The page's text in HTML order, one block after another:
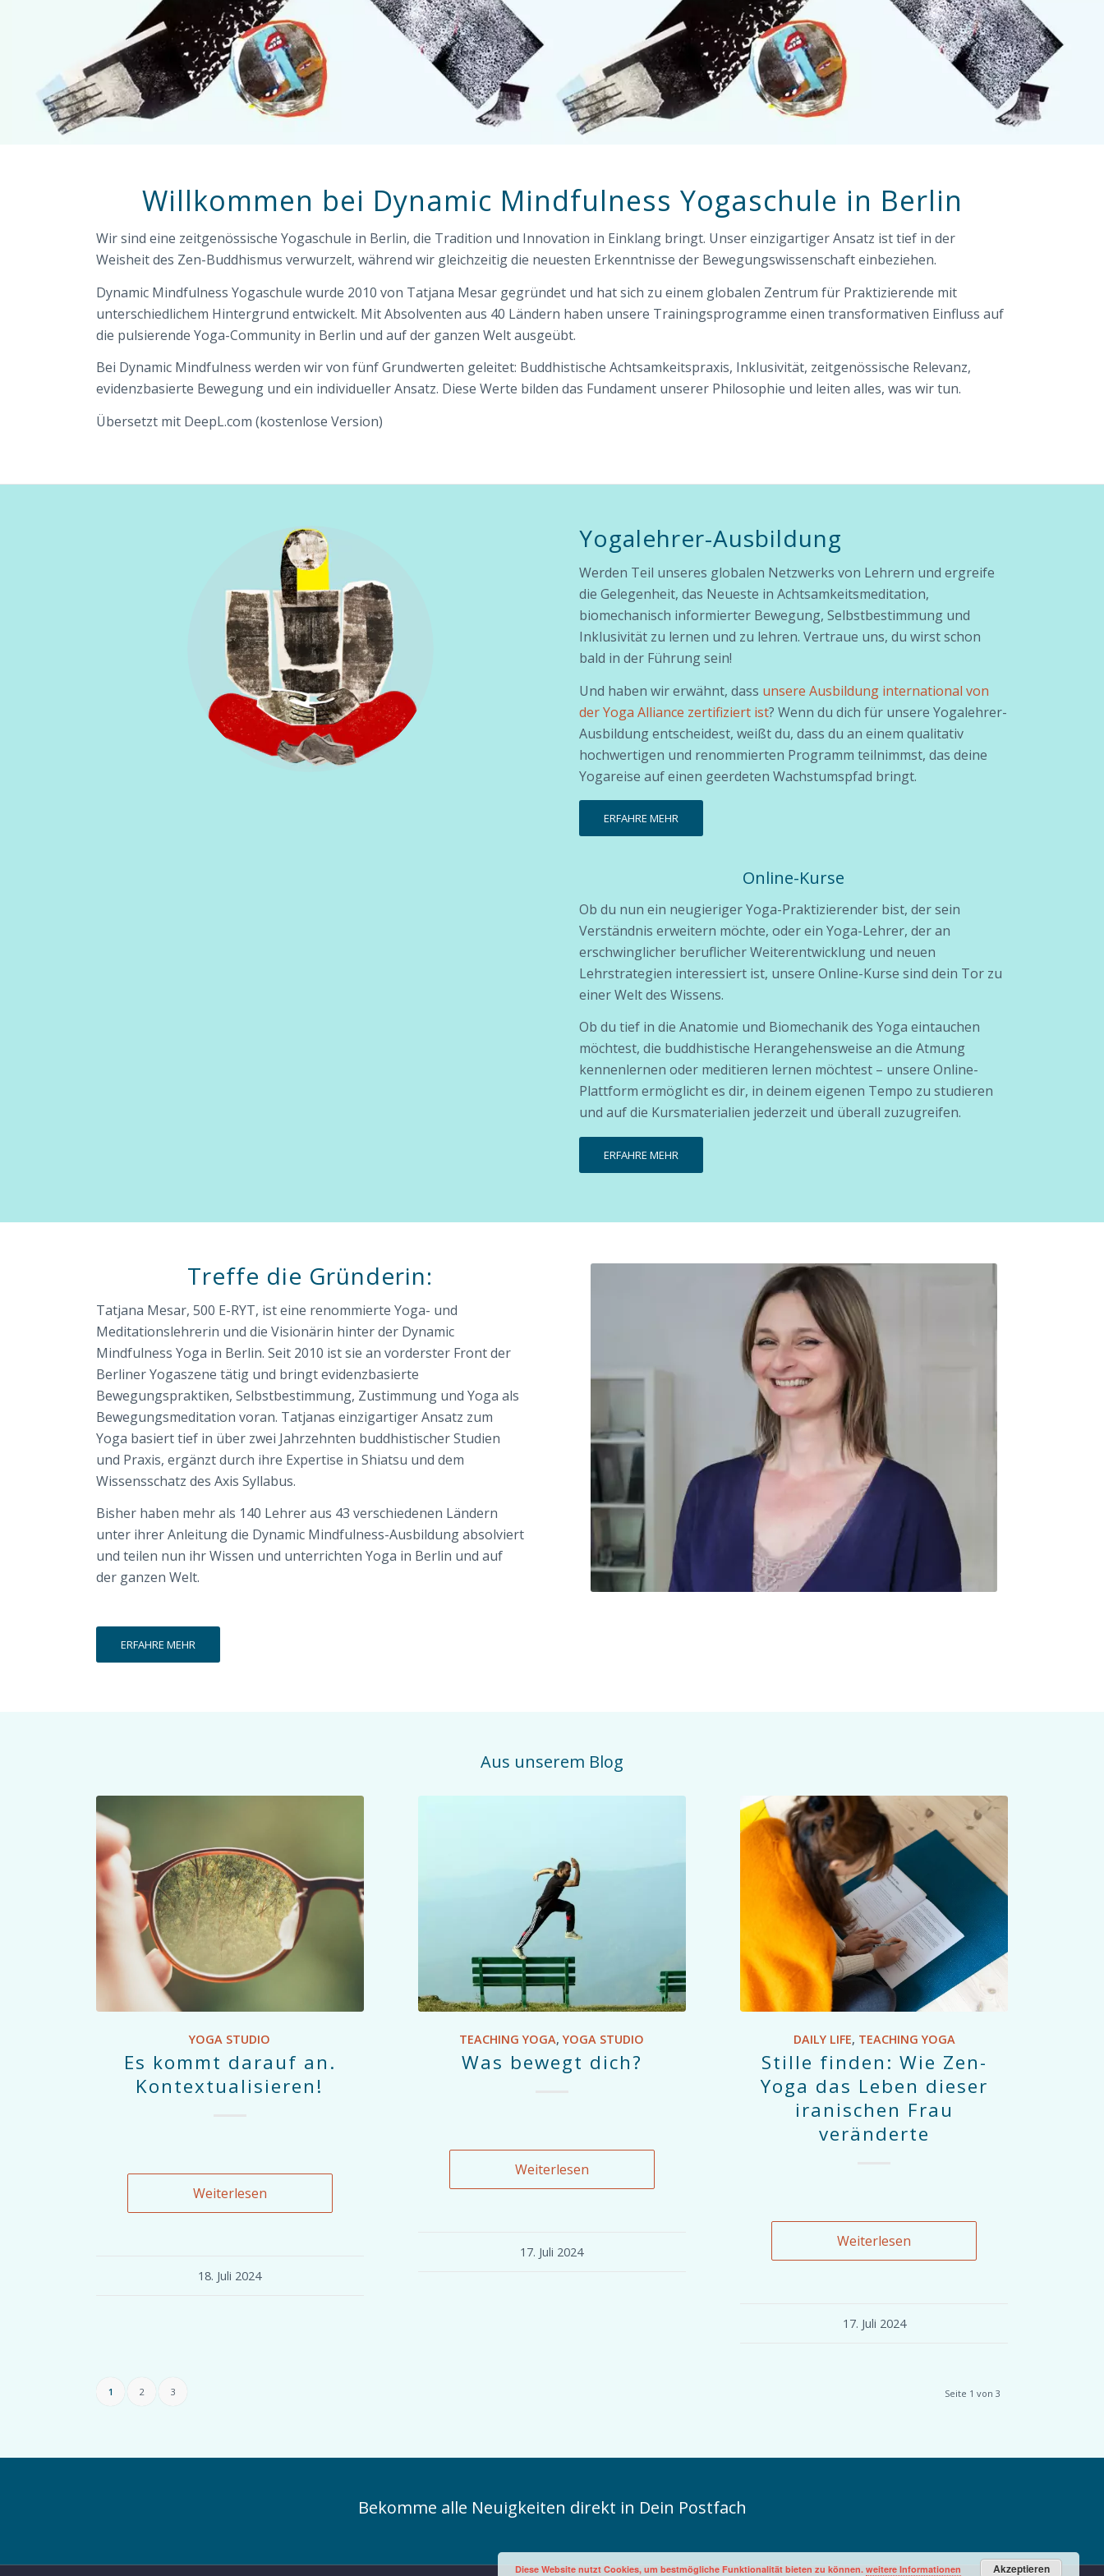
Willkommen bei Dynamic Mindfulness Yogaschule in Berlin
Wir sind eine zeitgenössische Yogaschule in Berlin, die Tradition und Innovation in Einklang bringt. Unser einzigartiger Ansatz ist tief in der
Weisheit des Zen-Buddhismus verwurzelt, während wir gleichzeitig die neuesten Erkenntnisse der Bewegungswissenschaft einbeziehen.
Dynamic Mindfulness Yogaschule wurde 2010 von Tatjana Mesar gegründet und hat sich zu einem globalen Zentrum für Praktizierende mit
unterschiedlichem Hintergrund entwickelt. Mit Absolventen aus 40 Ländern haben unsere Trainingsprogramme einen transformativen Einfluss auf
die pulsierende Yoga-Community in Berlin und auf der ganzen Welt ausgeübt.
Bei Dynamic Mindfulness werden wir von fünf Grundwerten geleitet: Buddhistische Achtsamkeitspraxis, Inklusivität, zeitgenössische Relevanz,
evidenzbasierte Bewegung und ein individueller Ansatz. Diese Werte bilden das Fundament unserer Philosophie und leiten alles, was wir tun.
Übersetzt mit DeepL.com (kostenlose Version)
Yogalehrer-Ausbildung
Werden Teil unseres globalen Netzwerks von Lehrern und ergreife
die Gelegenheit, das Neueste in Achtsamkeitsmeditation,
biomechanisch informierter Bewegung, Selbstbestimmung und
Inklusivität zu lernen und zu lehren. Vertraue uns, du wirst schon
bald in der Führung sein!
Und haben wir erwähnt, dass unsere Ausbildung international von
der Yoga Alliance zertifiziert ist? Wenn du dich für unsere Yogalehrer-
Ausbildung entscheidest, weißt du, dass du an einem qualitativ
hochwertigen und renommierten Programm teilnimmst, das deine
Yogareise auf einen geerdeten Wachstumspfad bringt.
ERFAHRE MEHR
Online-Kurse
Ob du nun ein neugieriger Yoga-Praktizierender bist, der sein
Verständnis erweitern möchte, oder ein Yoga-Lehrer, der an
erschwinglicher beruflicher Weiterentwicklung und neuen
Lehrstrategien interessiert ist, unsere Online-Kurse sind dein Tor zu
einer Welt des Wissens.
Ob du tief in die Anatomie und Biomechanik des Yoga eintauchen
möchtest, die buddhistische Herangehensweise an die Atmung
kennenlernen oder meditieren lernen möchtest – unsere Online-
Plattform ermöglicht es dir, in deinem eigenen Tempo zu studieren
und auf die Kursmaterialien jederzeit und überall zuzugreifen.
ERFAHRE MEHR
Treffe die Gründerin:
Tatjana Mesar, 500 E-RYT, ist eine renommierte Yoga- und
Meditationslehrerin und die Visionärin hinter der Dynamic
Mindfulness Yoga in Berlin. Seit 2010 ist sie an vorderster Front der
Berliner Yogaszene tätig und bringt evidenzbasierte
Bewegungspraktiken, Selbstbestimmung, Zustimmung und Yoga als
Bewegungsmeditation voran. Tatjanas einzigartiger Ansatz zum
Yoga basiert tief in über zwei Jahrzehnten buddhistischer Studien
und Praxis, ergänzt durch ihre Expertise in Shiatsu und dem
Wissensschatz des Axis Syllabus.
Bisher haben mehr als 140 Lehrer aus 43 verschiedenen Ländern
unter ihrer Anleitung die Dynamic Mindfulness-Ausbildung absolviert
und teilen nun ihr Wissen und unterrichten Yoga in Berlin und auf
der ganzen Welt.
ERFAHRE MEHR
Aus unserem Blog
YOGA STUDIO
Es kommt darauf an.
Kontextualisieren!
Weiterlesen
18. Juli 2024
TEACHING YOGA,YOGA STUDIO
Was bewegt dich?
Weiterlesen
17. Juli 2024
DAILY LIFE, TEACHING YOGA
Stille finden: Wie Zen-
Yoga das Leben dieser
iranischen Frau
veränderte
Weiterlesen
17. Juli 2024
Seite 1 von 3
1 2 3
Bekomme alle Neuigkeiten direkt in Dein Postfach
Diese Website nutzt Cookies, um bestmögliche Funktionalität bieten zu können. weitere Informationen Akzeptieren